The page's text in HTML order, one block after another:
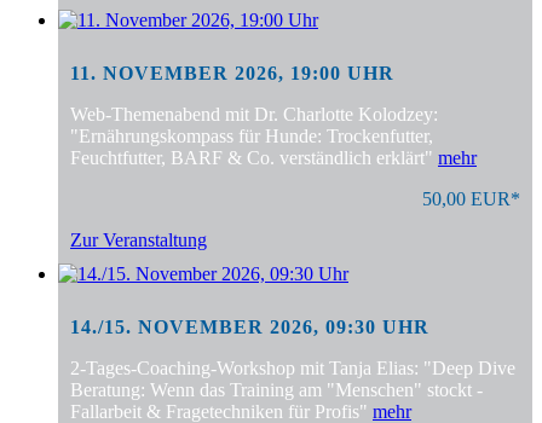
11. NOVEMBER 2026, 19:00 UHR
Web-Themenabend mit Dr. Charlotte Kolodzey:
"Ernährungskompass für Hunde: Trockenfutter,
Feuchtfutter, BARF & Co. verständlich erklärt" mehr
50,00 EUR*
Zur Veranstaltung
14./15. NOVEMBER 2026, 09:30 UHR
2-Tages-Coaching-Workshop mit Tanja Elias: "Deep Dive
Beratung: Wenn das Training am "Menschen" stockt -
Fallarbeit & Fragetechniken für Profis" mehr